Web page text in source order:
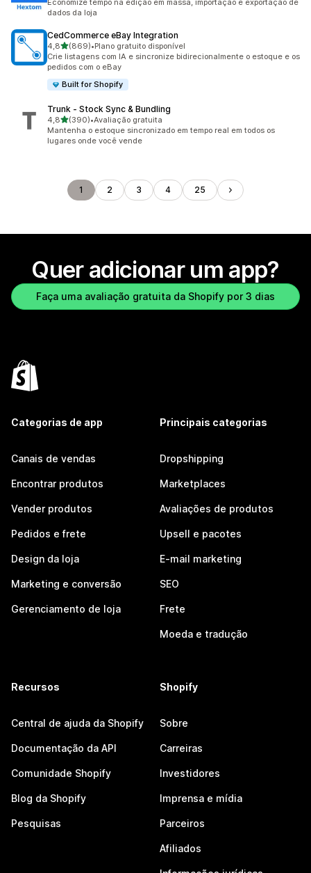
Economize tempo na edição em massa, importação e exportação de
dados da loja
CedCommerce eBay Integration
4,8de 5 estrelas
(869)
869 avaliações ao todo
•Plano gratuito disponível
Crie listagens com IA e sincronize bidirecionalmente o estoque e os
pedidos com o eBay
Built for Shopify
Trunk ‑ Stock Sync & Bundling
4,8de 5 estrelas
(390)
390 avaliações ao todo
•Avaliação gratuita
Mantenha o estoque sincronizado em tempo real em todos os
lugares onde você vende
1 2 3 4 25
Quer adicionar um app?
Faça uma avaliação gratuita da Shopify por 3 dias
Categorias de app
Canais de vendas
Encontrar produtos
Vender produtos
Pedidos e frete
Design da loja
Marketing e conversão
Gerenciamento de loja
Principais categorias
Dropshipping
Marketplaces
Avaliações de produtos
Upsell e pacotes
E-mail marketing
SEO
Frete
Moeda e tradução
Recursos
Central de ajuda da Shopify
Documentação da API
Comunidade Shopify
Blog da Shopify
Pesquisas
Shopify
Sobre
Carreiras
Investidores
Imprensa e mídia
Parceiros
Afiliados